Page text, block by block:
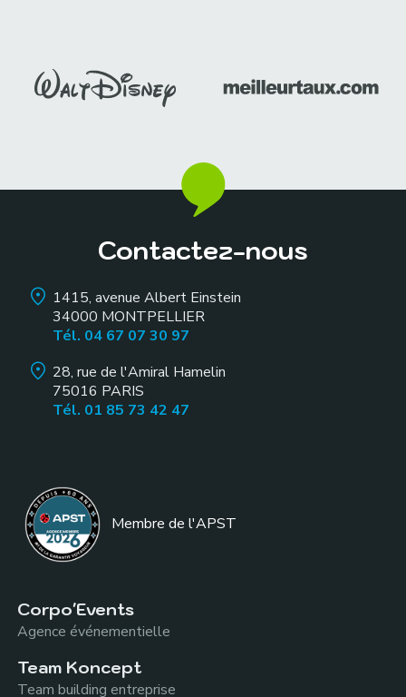
Contactez-nous
1415, avenue Albert Einstein
34000 MONTPELLIER
Tél. 04 67 07 30 97
28, rue de l'Amiral Hamelin
75016 PARIS
Tél. 01 85 73 42 47
Membre de l'APST
Corpo'Events
Agence événementielle
Team Koncept
Team building entreprise